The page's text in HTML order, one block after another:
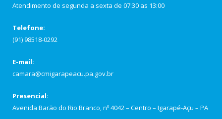
Atendimento de segunda a sexta de 07:30 as 13:00
Telefone:
(91) 98518-0292
E-mail:
camara@cmigarapeacu.pa.gov.br
Presencial:
Avenida Barão do Rio Branco, nº 4042 – Centro – Igarapé-Açu – PA